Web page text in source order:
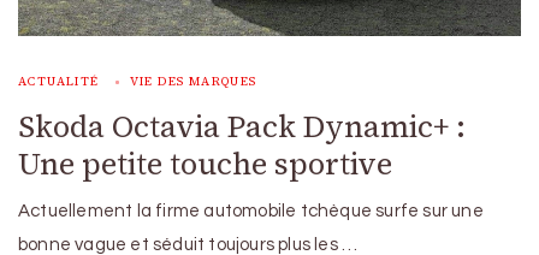
ACTUALITÉ VIE DES MARQUES
Skoda Octavia Pack Dynamic+ :
Une petite touche sportive
Actuellement la firme automobile tchèque surfe sur une
bonne vague et séduit toujours plus les …